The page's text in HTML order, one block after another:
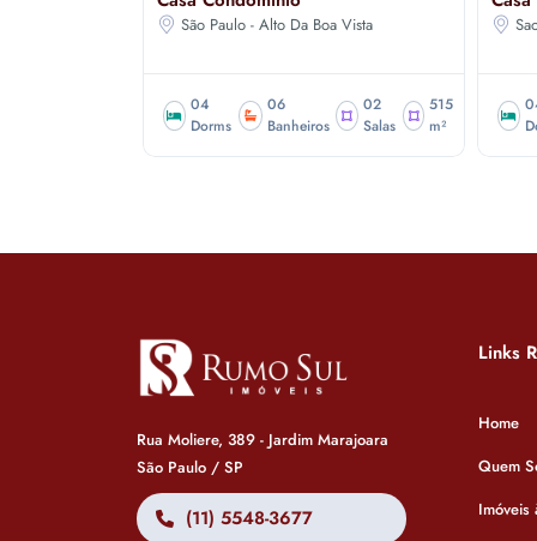
São Paulo - Alto Da Boa Vista
04
Dorms
06
Banheiros
02
Salas
515
m²
Rua Moliere, 389 - Jardim Marajoara
São Paulo / SP
(11) 5548-3677
Links
Home
Quem
Imóveis